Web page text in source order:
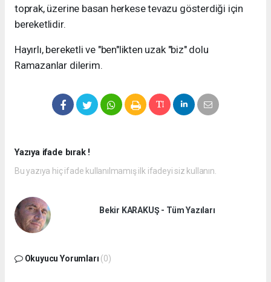
toprak, üzerine basan herkese tevazu gösterdiği için
bereketlidir.
​Hayırlı, bereketli ve "ben"likten uzak "biz" dolu
Ramazanlar dilerim.
Yazıya ifade bırak !
Bu yazıya hiç ifade kullanılmamış ilk ifadeyi siz kullanın.
Bekir KARAKUŞ - Tüm Yazıları
Okuyucu Yorumları (0)